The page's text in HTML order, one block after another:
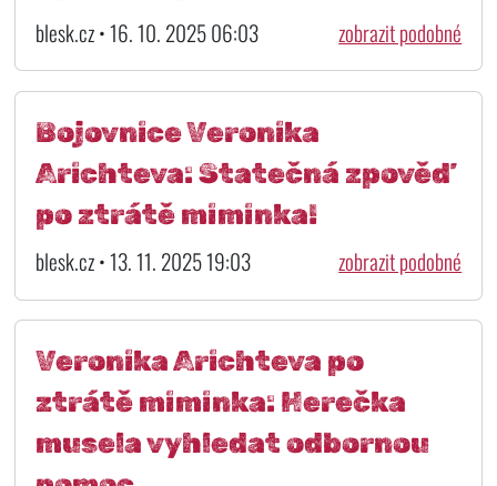
blesk.cz • 16. 10. 2025 06:03 zobrazit podobné
Bojovnice Veronika
Arichteva: Statečná zpověď
po ztrátě miminka!
blesk.cz • 13. 11. 2025 19:03 zobrazit podobné
Veronika Arichteva po
ztrátě miminka: Herečka
musela vyhledat odbornou